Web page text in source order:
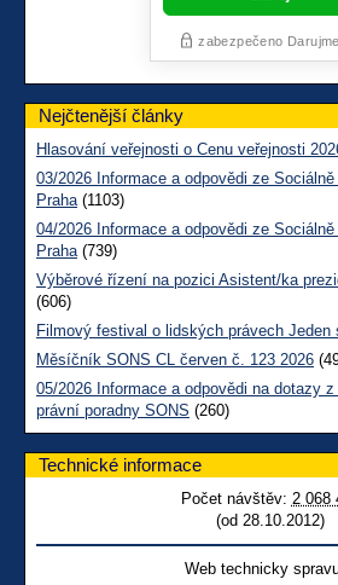
Nejčtenější články
Hlasování veřejnosti o Cenu veřejnosti
03/2026 Informace a odpovědi ze
Praha(1103)
04/2026 Informace a odpovědi ze
Praha(739)
Výběrové řízení na pozici Asistent/ka
(606)
Filmový festival o lidských právech Jeden
Měsíčník SONS CL červen č. 123 2026
05/2026 Informace a odpovědi na dotazy
právní poradny SONS (260)
Technické informace
Počet návštěv: 2 068
(od 28.10.2012)
Web technicky